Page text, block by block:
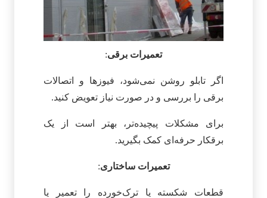
تعمیرات برقی:
اگر تابلو روشن نمی‌شود، فیوزها و اتصالات
برقی را بررسی و در صورت نیاز تعویض کنید.
برای مشکلات پیچیده‌تر، بهتر است از یک
برقکار حرفه‌ای کمک بگیرید.
تعمیرات ساختاری:
قطعات شکسته یا ترک‌خورده را تعمیر یا